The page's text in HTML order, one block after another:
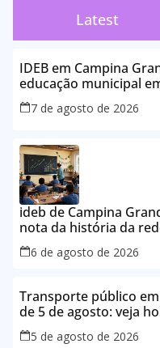
Latest
IDEB em Campina
educação municipal
7 de agosto de 2026
ideb de Campina
nota da história da
6 de agosto de 2026
Transporte público
de 5 de agosto: veja
5 de agosto de 2026